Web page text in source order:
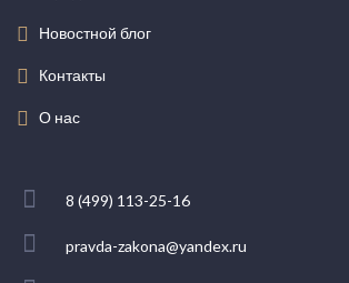
Новостной блог
Контакты
О нас
8 (499) 113-25-16
pravda-zakona@yandex.ru